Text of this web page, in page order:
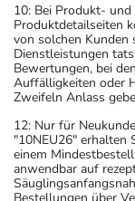
10: Bei Produkt-
Produktdetailseiten
von solchen Kunden
Dienstleistungen
Bewertungen, bei
Auffälligkeiten oder
Zweifeln Anlass
12: Nur für
"10NEU26" erhalten
einem
anwendbar auf